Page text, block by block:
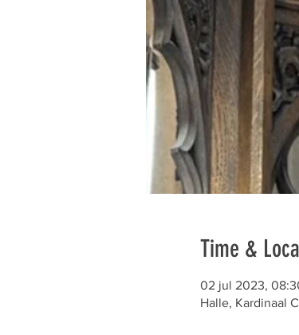
Time &
02 jul 2023,
Halle, Kardinaal